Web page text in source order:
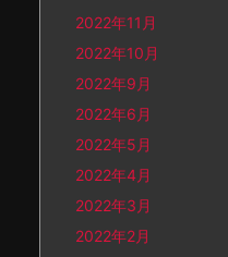
2022年11月
2022年10月
2022年9月
2022年6月
2022年5月
2022年4月
2022年3月
2022年2月